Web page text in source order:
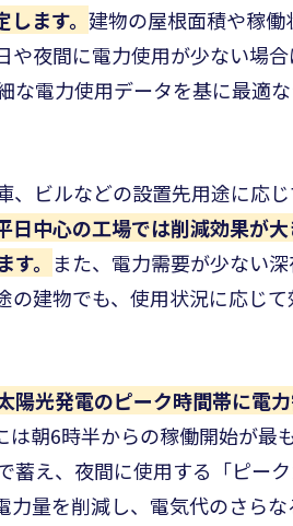
ます。 建物の屋根面積や稼働
夜間に電力使用が少ない場
電力使用データを基に最適
、ビルなどの設置先用途に応
日中心の工場では削減効果が
。 また、電力需要が少ない
建物でも、使用状況に応じ
陽光発電のピーク時間帯に電
は朝6時半からの稼働開始が最
蓄え、夜間に使用する「ピー
量を削減し、電気代のさら